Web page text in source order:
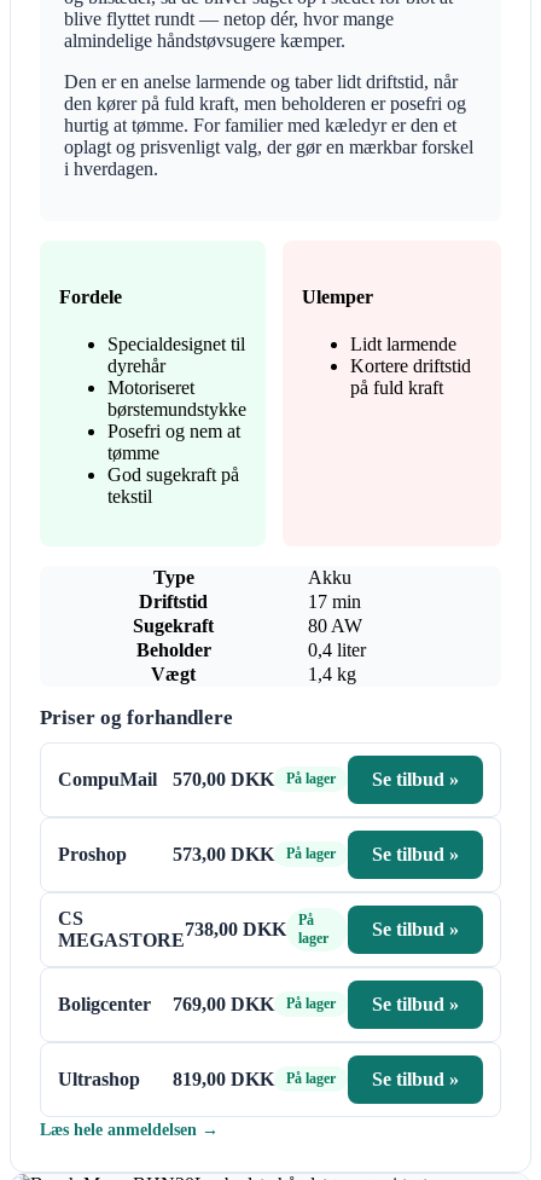
blive flyttet rundt — netop dér, hvor mange
almindelige håndstøvsugere kæmper.
Den er en anelse larmende og taber lidt driftstid, når
den kører på fuld kraft, men beholderen er posefri og
hurtig at tømme. For familier med kæledyr er den et
oplagt og prisvenligt valg, der gør en mærkbar forskel
i hverdagen.
Fordele
Specialdesignet til
dyrehår
Motoriseret
børstemundstykke
Posefri og nem at
tømme
God sugekraft på
tekstil
Ulemper
Lidt larmende
Kortere driftstid
på fuld kraft
Type
Akku
Driftstid
17 min
Sugekraft
80 AW
Beholder
0,4 liter
Vægt
1,4 kg
Priser og forhandlere
CompuMail 570,00 DKK På lager Se tilbud »
Proshop 573,00 DKK På lager Se tilbud »
CS
MEGASTORE
738,00 DKK
På
lager
Se tilbud »
Boligcenter 769,00 DKK På lager Se tilbud »
Ultrashop 819,00 DKK På lager Se tilbud »
Læs hele anmeldelsen →